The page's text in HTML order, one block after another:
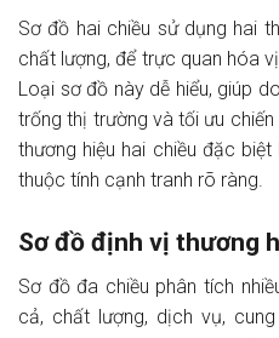
Sơ đồ hai chiều sử dụng hai
chất lượng, để trực quan hóa
Loại sơ đồ này dễ hiểu, giúp
trống thị trường và tối ưu
thương hiệu hai chiều đặc
thuộc tính cạnh tranh rõ ràng.
Sơ đồ định vị thương
Sơ đồ đa chiều phân tích
cả, chất lượng, dịch vụ,